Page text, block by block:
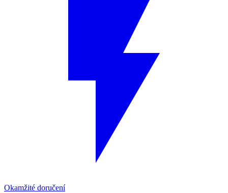
Okamžité doručení